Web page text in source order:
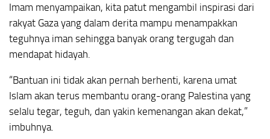
Imam menyampaikan, kita patut mengambil inspirasi dari
rakyat Gaza yang dalam derita mampu menampakkan
teguhnya iman sehingga banyak orang tergugah dan
mendapat hidayah.
“Bantuan ini tidak akan pernah berhenti, karena umat
Islam akan terus membantu orang-orang Palestina yang
selalu tegar, teguh, dan yakin kemenangan akan dekat,”
imbuhnya.